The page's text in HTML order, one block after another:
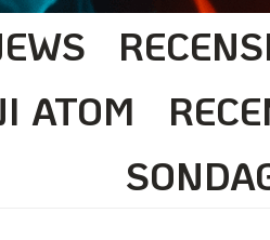
ATOM